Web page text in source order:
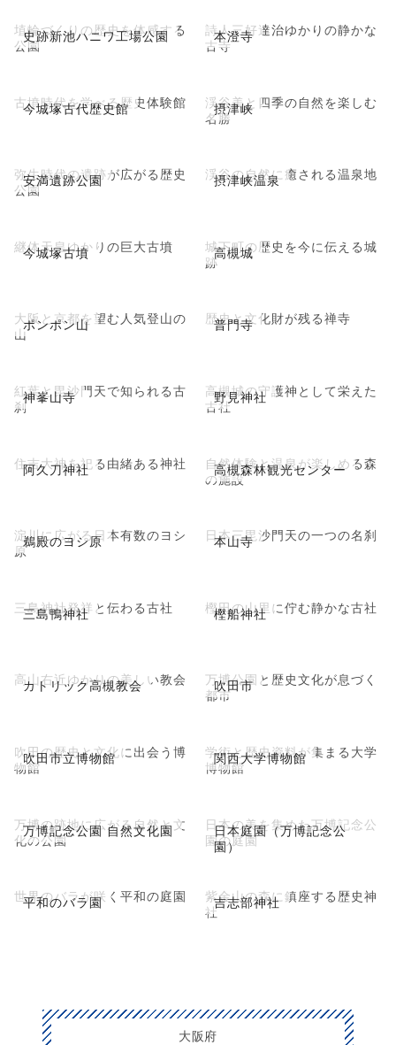
史跡新池ハニワ工場公園
埴輪づくりの歴史を体感する
公園
本澄寺
詩人三好達治ゆかりの静かな
古寺
今城塚古代歴史館
古墳時代を学べる歴史体験館 摂津峡
渓谷美と四季の自然を楽しむ
名勝
安満遺跡公園
弥生時代の遺跡が広がる歴史
公園
摂津峡温泉
渓谷の自然に癒される温泉地
今城塚古墳
継体天皇ゆかりの巨大古墳 高槻城
城下町の歴史を今に伝える城
跡
ポンポン山
大阪と京都を望む人気登山の
山
普門寺
歴史と文化財が残る禅寺
神峯山寺
紅葉と毘沙門天で知られる古
刹
野見神社
高槻城の守護神として栄えた
古社
阿久刀神社
住吉大神を祀る由緒ある神社 高槻森林観光センター
自然体験と温泉が楽しめる森
の施設
鵜殿のヨシ原
淀川に広がる日本有数のヨシ
原
本山寺
日本三毘沙門天の一つの名刹
三島鴨神社
三島神社発祥と伝わる古社 樫船神社
樫田の山里に佇む静かな古社
カトリック高槻教会
高山右近ゆかりの美しい教会 吹田市
万博公園と歴史文化が息づく
都市
吹田市立博物館
吹田の歴史と文化に出会う博
物館
関西大学博物館
学術と歴史資料が集まる大学
博物館
万博記念公園 自然文化園
万博の跡地に広がる自然と文
化の公園
日本庭園（万博記念公
園）
日本の美を集めた万博記念公
園の庭園
平和のバラ園
世界のバラが咲く平和の庭園 吉志部神社
紫金山の森に鎮座する歴史神
社
大阪府